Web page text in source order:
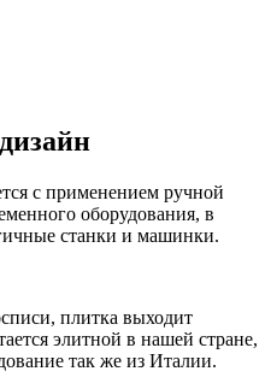
с применением ручной
оборудования, в
станки и машинки.
плитка выходит
элитной в нашей стране,
так же из Италии.